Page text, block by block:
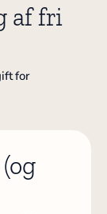
af fri
for